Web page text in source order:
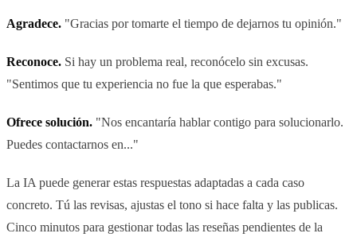
Agradece. "Gracias por tomarte el tiempo de dejarnos tu opinión."
Reconoce. Si hay un problema real, reconócelo sin excusas.
"Sentimos que tu experiencia no fue la que esperabas."
Ofrece solución. "Nos encantaría hablar contigo para solucionarlo.
Puedes contactarnos en..."
La IA puede generar estas respuestas adaptadas a cada caso
concreto. Tú las revisas, ajustas el tono si hace falta y las publicas.
Cinco minutos para gestionar todas las reseñas pendientes de la